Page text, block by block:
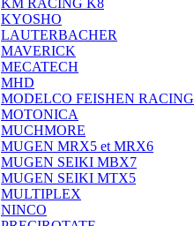
KM RACING K8
KYOSHO
LAUTERBACHER
MAVERICK
MECATECH
MHD
MODELCO FEISHEN RACING
MOTONICA
MUCHMORE
MUGEN MRX5 et MRX6
MUGEN SEIKI MBX7
MUGEN SEIKI MTX5
MULTIPLEX
NINCO